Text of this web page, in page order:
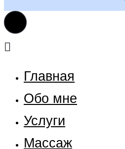
Главная
Обо мне
Услуги
Массаж